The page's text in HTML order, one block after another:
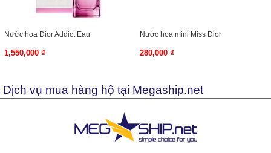
Nước hoa Dior Addict Eau
1,550,000 ₫
Nước hoa mini Miss Dior
280,000 ₫
Dịch vụ mua hàng hộ tại Megaship.net